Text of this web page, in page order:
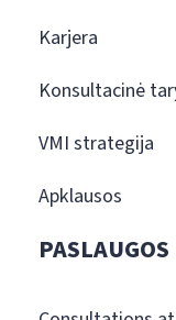
Karjera
Konsultacinė
VMI strategija
Apklausos
PASLAUGOS